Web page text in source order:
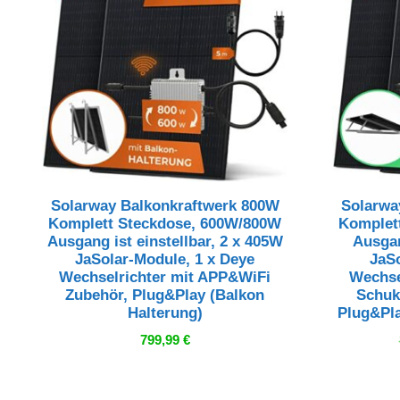
Solarway Balkonkraftwerk 800W
Komplett Steckdose, 600W/800W
Ausgang ist einstellbar, 2 x 405W
JaSolar-Module, 1 x Deye
Wechselrichter mit APP&WiFi
Zubehör, Plug&Play (Balkon
Halterung)
799,99 €